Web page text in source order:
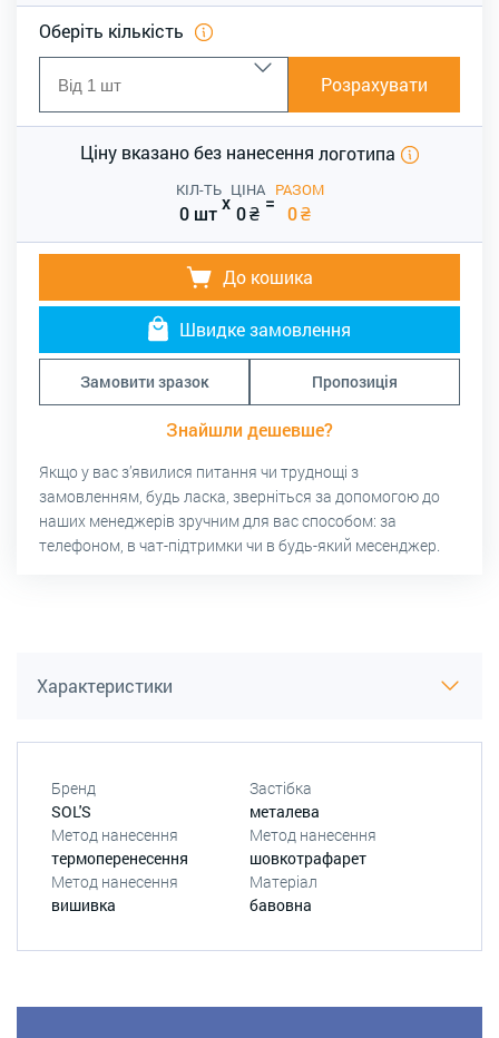
Оберіть кількість
Розрахувати
Ціну вказано без нанесення логотипа
КІЛ-ТЬ
0 штx
ЦІНА
0₴ =
РАЗОМ
0₴
До кошика
Швидке замовлення
Замовити зразок Пропозиція
Знайшли дешевше?
Якщо у вас з’явилися питання чи труднощі з
замовленням, будь ласка, зверніться за допомогою до
наших менеджерів зручним для вас способом: за
телефоном, в чат-підтримки чи в будь-який месенджер.
Характеристики
Бренд
SOL'S
Застібка
металева
Метод нанесення
термоперенесення
Метод нанесення
шовкотрафарет
Метод нанесення
вишивка
Матеріал
бавовна